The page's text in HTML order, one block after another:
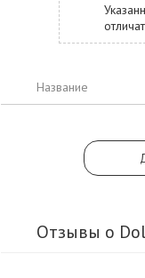
Название
Отзывы о